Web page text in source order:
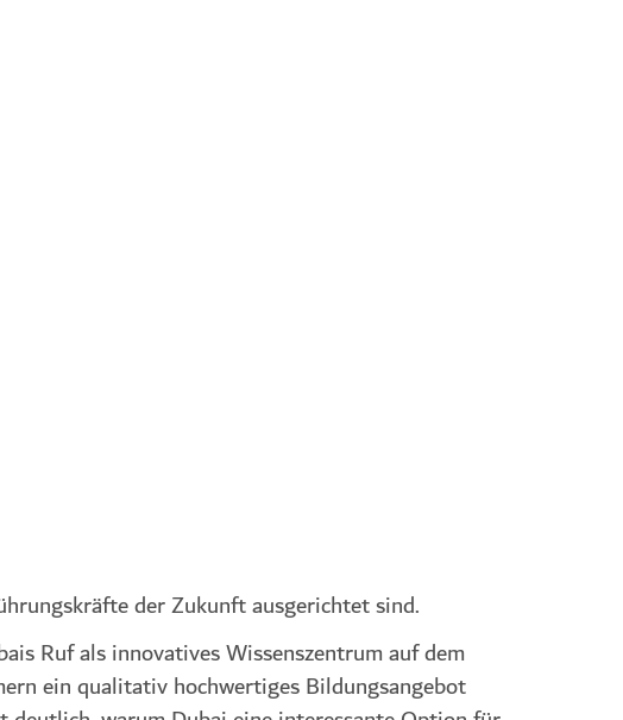
der Zukunft ausgerichtet sind.
Ruf als innovatives Wissenszentrum auf dem
ein qualitativ hochwertiges Bildungsangebot